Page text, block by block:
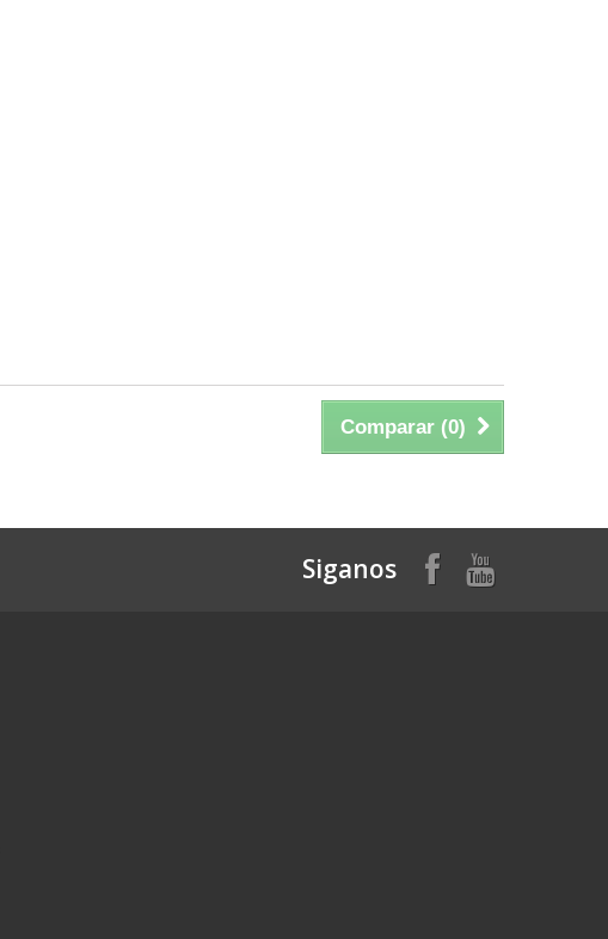
Comparar (0)
Siganos